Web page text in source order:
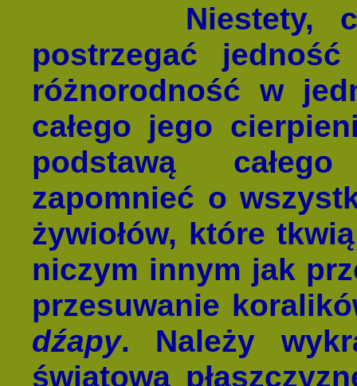
Niestety,
postrzegać
różnorodność w
całego jego
podstawą
zapomnieć o
żywiołów, które
niczym innym jak
przesuwanie
dźapy. Należy
światową